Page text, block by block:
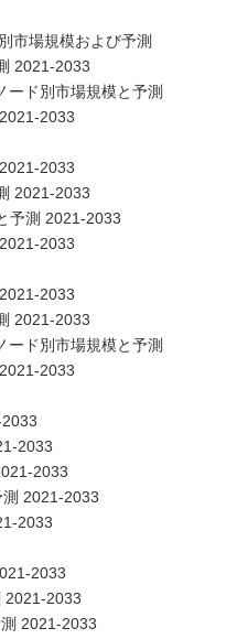
市場規模および予測
2021-2033
ド別市場規模と予測
2033
2033
2021-2033
予測 2021-2033
2033
2033
2021-2033
ド別市場規模と予測
2033
2033
2033
2021-2033
2033
2033
2021-2033
2021-2033